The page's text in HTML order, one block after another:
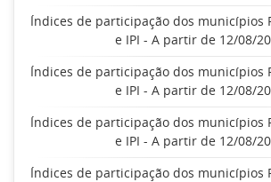
Índices de participação dos municípios
e IPI - A partir de 12/08/
Índices de participação dos municípios
e IPI - A partir de 12/08/
Índices de participação dos municípios
e IPI - A partir de 12/08/
Índices de participação dos municípios